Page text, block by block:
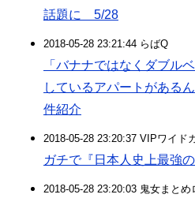
話題に 5/28
2018-05-28 23:21:44 らばQ
「バナナではなくダブル
しているアパートがある
件紹介
2018-05-28 23:20:37 VIPワイド
ガチで『日本人史上最強の
2018-05-28 23:20:03 鬼女まと